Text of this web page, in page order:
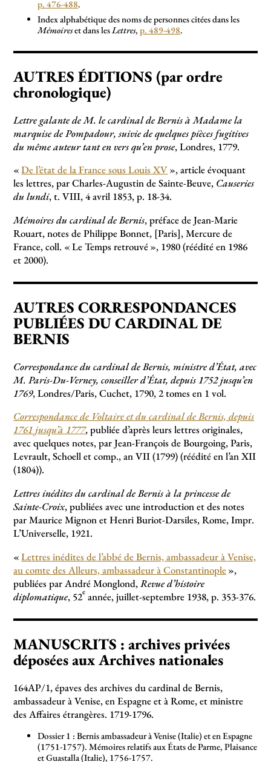
p. 476-488.
Index alphabétique des noms de personnes citées dans les
Mémoireset dans lesLettres,p. 489-498.
AUTRES ÉDITIONS (par ordre
chronologique)
Lettre galante de M. le cardinal de Bernis à Madame la
marquise de Pompadour, suivie de quelques pièces fugitives
du même auteur tant en vers qu’en prose, Londres, 1779.
«De l’état de la France sous Louis XV», article évoquant
les lettres, par Charles-Augustin de Sainte-Beuve, Causeries
du lundi, t. VIII, 4 avril 1853, p. 18-34.
Mémoires du cardinal de Bernis, préface de Jean-Marie
Rouart, notes de Philippe Bonnet, [Paris], Mercure de
France, coll. «Le Temps retrouvé», 1980 (réédité en 1986
et 2000).
AUTRES CORRESPONDANCES
PUBLIÉES DU CARDINAL DE
BERNIS
Correspondance du cardinal de Bernis, ministre d’État, avec
M. Paris-Du-Verney, conseiller d’État, depuis 1752 jusqu’en
1769, Londres/Paris, Cuchet, 1790, 2 tomes en 1 vol.
Correspondance de Voltaire et du cardinal de Bernis, depuis
1761 jusqu’à 1777, publiée d’après leurs lettres originales,
avec quelques notes, par Jean-François de Bourgoing, Paris,
Levrault, Schoell et comp., an VII (1799) (réédité en l’an XII
(1804)).
Lettres inédites du cardinal de Bernis à la princesse de
Sainte-Croix, publiées avec une introduction et des notes
par Maurice Mignon et Henri Buriot-Darsiles, Rome, Impr.
L’Universelle, 1921.
«Lettres inédites de l’abbé de Bernis, ambassadeur à Venise,
au comte des Alleurs, ambassadeur à Constantinople»,
publiées par André Monglond,Revue d’histoire
diplomatique, 52e année, juillet-septembre 1938, p. 353-376.
MANUSCRITS : archives privées
déposées aux Archives nationales
164AP/1, épaves des archives du cardinal de Bernis,
ambassadeur à Venise, en Espagne et à Rome, et ministre
des Affaires étrangères. 1719-1796.
Dossier 1 : Bernis ambassadeur à Venise (Italie) et en Espagne
(1751-1757). Mémoires relatifs aux États de Parme, Plaisance
et Guastalla (Italie), 1756-1757.